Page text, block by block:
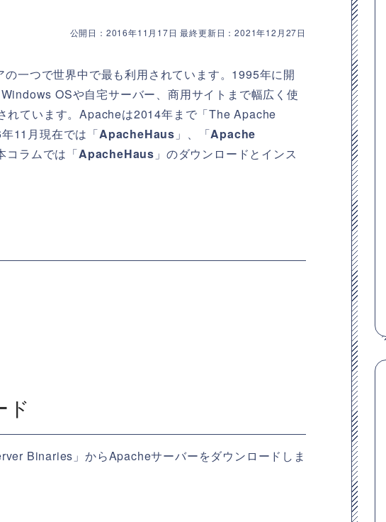
公開日：2016年11月17日 最終更新日：2021年12月27日
一つで世界中で最も利用されています。1995年に開
OSや自宅サーバー、商用サイトまで幅広く使
れています。Apacheは2014年まで「The Apache
11月現在では「ApacheHaus 」、「Apache
コラムでは「ApacheHaus 」のダウンロードとインス
ド
Binaries」からApacheサーバーをダウンロードしま